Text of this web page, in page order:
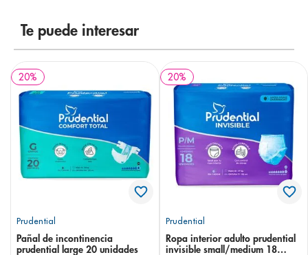
Te puede interesar
20%
Prudential
Pañal de incontinencia
prudential large 20 unidades
20%
Prudential
Ropa interior adulto prudential
invisible small/medium 18
9 . panolini